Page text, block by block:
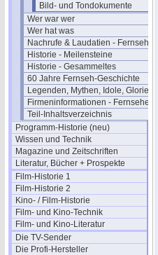
Bild- und Tondokumente
Wer war wer
Wer hat was
Nachrufe & Laudatien - Fernsehen
Historie - Meilensteine
Historie - Gesammeltes
60 Jahre Fernseh-Geschichte
Legenden, Mythen, Idole, Glorie
Firmeninformationen - Fernsehen
Teil-Inhaltsverzeichnis
Programm-Historie (neu)
Wissen und Technik
Magazine und Zeitschriften
Literatur, Bücher + Prospekte
Film-Historie 1
Film-Historie 2
Kino- / Film-Historie
Film- und Kino-Technik
Film- und Kino-Literatur
Die TV-Sender
Die Profi-Hersteller